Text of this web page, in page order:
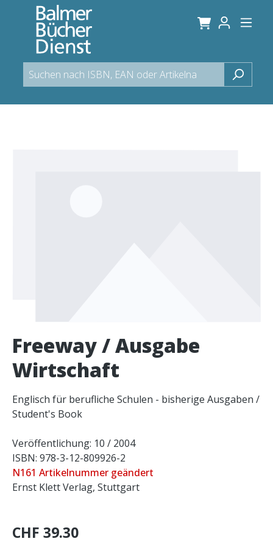
springen
Freeway / Ausgabe
Wirtschaft
Englisch für berufliche Schulen - bisherige Ausgaben /
Student's Book
Veröffentlichung: 10 / 2004
ISBN: 978-3-12-809926-2
N161 Artikelnummer geändert
Ernst Klett Verlag, Stuttgart
CHF 39.30